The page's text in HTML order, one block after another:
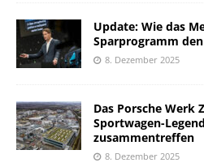
Update: Wie das
Sparprogramm
8. Dezember 2025
Das Porsche Werk
Sportwagen-
zusammentreffen
8. Dezember 2025